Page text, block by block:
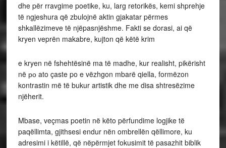
dhe për rravgime poetike, ku, larg retorikës, kemi shprehje
të ngjeshura që zbulojnë aktin gjakatar përmes
shkallëzimeve të njëpasnjëshme. Fakti se dorasi, ai që
kryen veprën makabre, kujton që këtë krim
e kryen në fshehtësinë ma të madhe, kur realisht, pikërisht
në ро ato çaste po e vëzhgon mbarë qiella, formëzon
kontrastin më të bukur artistik dhe me disa shtresëzime
njëherit.
Mbase, veçmas poetin në këto përfundime logjike të
paqëllimta, gjithsesi endur nën ombrellën qëllimore, ku
adresimi i këtillë, që nëpërmjet fokusimit të pasazhit biblik